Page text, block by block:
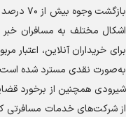
بازگشت
اشکال مختلف به مسافران
برای خریداران آنلاین، اعتبار
به‌صورت نقدی مسترد شده
شیرودی همچنین از برخورد
از شرکت‌های خدمات مسافرتی